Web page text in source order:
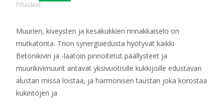
Pihaideat
Muurien, kiveysten ja kesäkukkien rinnakkaiselo on
mutkatonta. Trion synergiaedusta hyötyvät kaikki
Betonikivin ja -laatoin pinnoitetut päällysteet ja
muurikivimuurit antavat yksivuotisille kukkijoille edustavan
alustan missä loistaa, ja harmonisen taustan joka korostaa
kukintojen ja